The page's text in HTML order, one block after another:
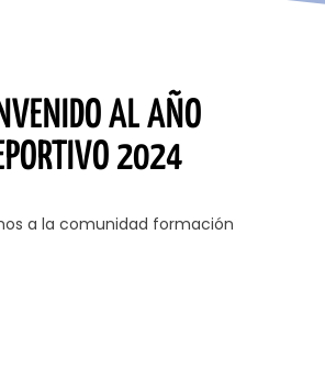
AL AÑO
2024
a la comunidad formación